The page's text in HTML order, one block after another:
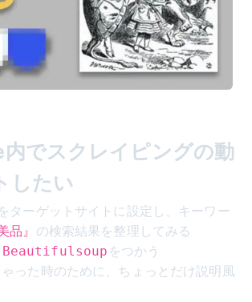
でスクレイピングの動
したい
ターゲットサイトに設定し、キーワー
品』 の検索結果を整理してみる
Beautifulsoup をつかう
った時のために、ちょっとだけ説明風